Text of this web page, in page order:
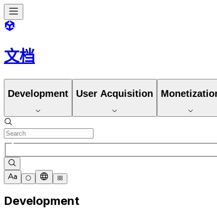
文档
Development User Acquisition
Development